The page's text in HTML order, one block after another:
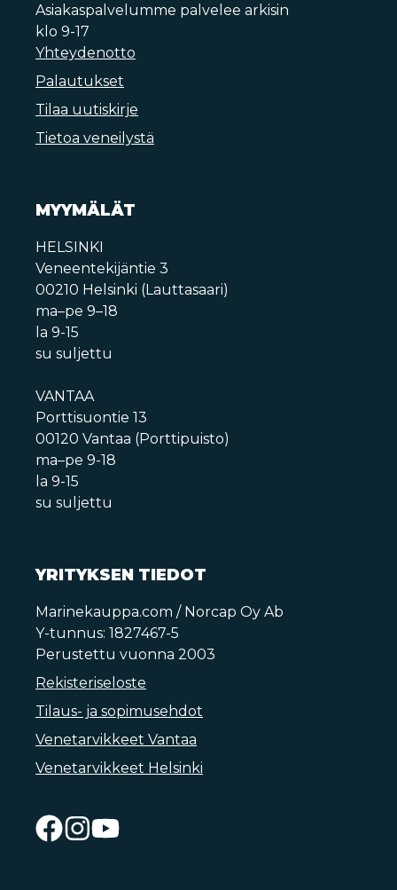
Asiakaspalvelumme palvelee arkisin
klo 9-17
Yhteydenotto
Palautukset
Tilaa uutiskirje
Tietoa veneilystä
MYYMÄLÄT
HELSINKI
Veneentekijäntie 3
00210 Helsinki (Lauttasaari)
ma–pe 9–18
la 9-15
su suljettu
VANTAA
Porttisuontie 13
00120 Vantaa (Porttipuisto)
ma–pe 9-18
la 9-15
su suljettu
YRITYKSEN TIEDOT
Marinekauppa.com / Norcap Oy Ab
Y-tunnus: 1827467-5
Perustettu vuonna 2003
Rekisteriseloste
Tilaus- ja sopimusehdot
Venetarvikkeet Vantaa
Venetarvikkeet Helsinki